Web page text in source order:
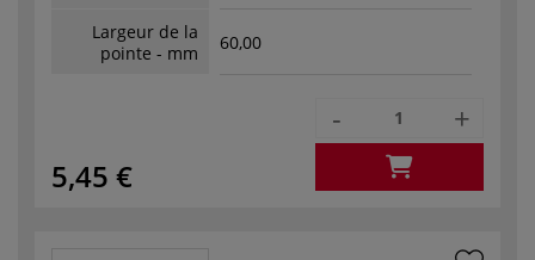
Largeur de la
pointe - mm
60,00
5,45 €
- +